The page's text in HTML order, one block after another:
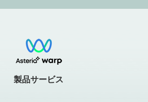
製品サービス